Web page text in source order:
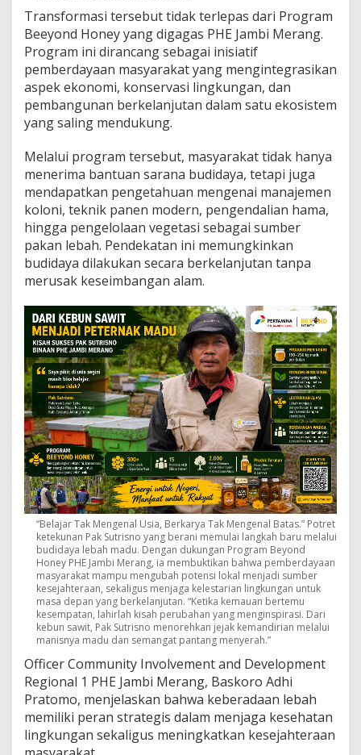
Transformasi tersebut tidak terlepas dari Program
Beeyond Honey yang digagas PHE Jambi Merang.
Program ini dirancang sebagai inisiatif
pemberdayaan masyarakat yang mengintegrasikan
aspek ekonomi, konservasi lingkungan, dan
pembangunan berkelanjutan dalam satu ekosistem
yang saling mendukung.
Melalui program tersebut, masyarakat tidak hanya
menerima bantuan sarana budidaya, tetapi juga
mendapatkan pengetahuan mengenai manajemen
koloni, teknik panen modern, pengendalian hama,
hingga pengelolaan vegetasi sebagai sumber
pakan lebah. Pendekatan ini memungkinkan
budidaya dilakukan secara berkelanjutan tanpa
merusak keseimbangan alam.
“Belajar Tak Mengenal Usia, Berkarya Tak Mengenal Batas.” Potret
ketekunan Pak Sutrisno yang berani memulai langkah baru melalui
budidaya lebah madu. Dengan dukungan Program Beyond
Honey PHE Jambi Merang, ia membuktikan bahwa pemberdayaan
masyarakat mampu mengubah potensi lokal menjadi sumber
kesejahteraan, sekaligus menjaga kelestarian lingkungan untuk
masa depan yang berkelanjutan. “Ketika kemauan bertemu
kesempatan, lahirlah kisah perubahan yang menginspirasi. Dari
kebun sawit, Pak Sutrisno menorehkan jejak kemandirian melalui
manisnya madu dan semangat pantang menyerah.”
Officer Community Involvement and Development
Regional 1 PHE Jambi Merang, Baskoro Adhi
Pratomo, menjelaskan bahwa keberadaan lebah
memiliki peran strategis dalam menjaga kesehatan
lingkungan sekaligus meningkatkan kesejahteraan